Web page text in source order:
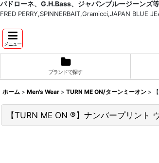
パドローネ、G.H.Bass、ジャパンブルージーンズ
FRED PERRY,SPINNERBAIT,Gramicci,JAPAN BLUE
メニュー
ブランドで探す
ホーム > Men's Wear > TURN ME ON/ターンミーオン >
【TURN ME ON ®】ナンバープリント